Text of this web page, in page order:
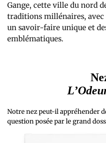
Gange, cette ville du nord
traditions millénaires, avec
un savoir-faire unique et
emblématiques.
Notre nez peut-il appréhender
question posée par le grand